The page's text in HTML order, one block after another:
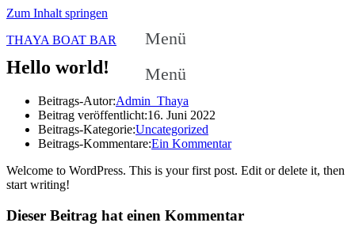
Zum Inhalt springen
THAYA BOAT BAR
Menü
Menü
Hello world!
Beitrags-Autor:Admin_Thaya
Beitrag veröffentlicht:16. Juni 2022
Beitrags-Kategorie:Uncategorized
Beitrags-Kommentare:Ein Kommentar
Welcome to WordPress. This is your first post. Edit or delete it, then
start writing!
Dieser Beitrag hat einen Kommentar